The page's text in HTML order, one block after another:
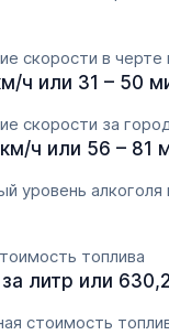
скорости в черте
ч или 31 – 50
скорости за
ч или 56 – 81
уровень алкоголя
топлива
литр или
стоимость